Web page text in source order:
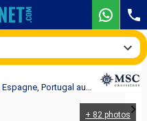
Croisière MSC Sinfonia : Italie, France, Espagne, Portugal au départ de Lisbonne
+ 82 photos